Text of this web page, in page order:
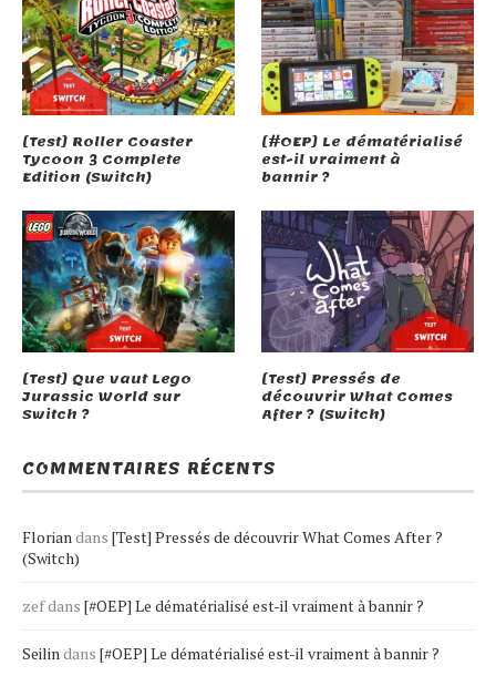
[Test] Roller Coaster
Tycoon 3 Complete
Edition (Switch)
[#OEP] Le dématérialisé
est-il vraiment à
bannir ?
[Test] Que vaut Lego
Jurassic World sur
Switch ?
[Test] Pressés de
découvrir What Comes
After ? (Switch)
COMMENTAIRES RÉCENTS
Florian dans [Test] Pressés de découvrir What Comes After ?
(Switch)
zefdans [#OEP] Le dématérialisé est-il vraiment à bannir ?
Seilin dans [#OEP] Le dématérialisé est-il vraiment à bannir ?